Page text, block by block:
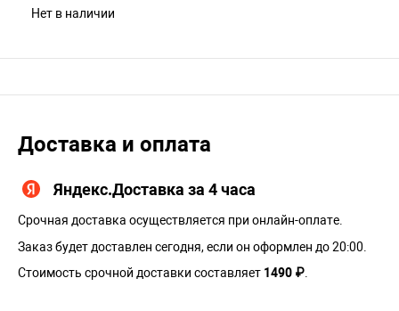
Нет в наличии
Доставка и оплата
Яндекс.Доставка за 4 часа
Срочная доставка осуществляется при онлайн-оплате.
Заказ будет доставлен сегодня, если он оформлен до 20:00.
Стоимость срочной доставки составляет 1490 ₽.